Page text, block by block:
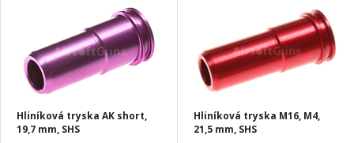
Hliníková tryska AK short,
19,7 mm, SHS
Hliníková tryska M16, M4,
21,5 mm, SHS